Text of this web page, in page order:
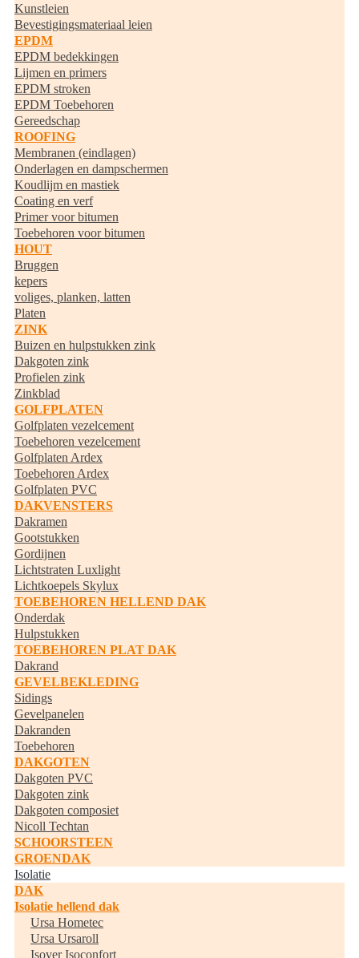
Kunstleien
Bevestigingsmateriaal leien
EPDM
EPDM bedekkingen
Lijmen en primers
EPDM stroken
EPDM Toebehoren
Gereedschap
ROOFING
Membranen (eindlagen)
Onderlagen en dampschermen
Koudlijm en mastiek
Coating en verf
Primer voor bitumen
Toebehoren voor bitumen
HOUT
Bruggen
kepers
voliges, planken, latten
Platen
ZINK
Buizen en hulpstukken zink
Dakgoten zink
Profielen zink
Zinkblad
GOLFPLATEN
Golfplaten vezelcement
Toebehoren vezelcement
Golfplaten Ardex
Toebehoren Ardex
Golfplaten PVC
DAKVENSTERS
Dakramen
Gootstukken
Gordijnen
Lichtstraten Luxlight
Lichtkoepels Skylux
TOEBEHOREN HELLEND DAK
Onderdak
Hulpstukken
TOEBEHOREN PLAT DAK
Dakrand
GEVELBEKLEDING
Sidings
Gevelpanelen
Dakranden
Toebehoren
DAKGOTEN
Dakgoten PVC
Dakgoten zink
Dakgoten composiet
Nicoll Techtan
SCHOORSTEEN
GROENDAK
Isolatie
DAK
Isolatie hellend dak
Ursa Hometec
Ursa Ursaroll
Isover Isoconfort